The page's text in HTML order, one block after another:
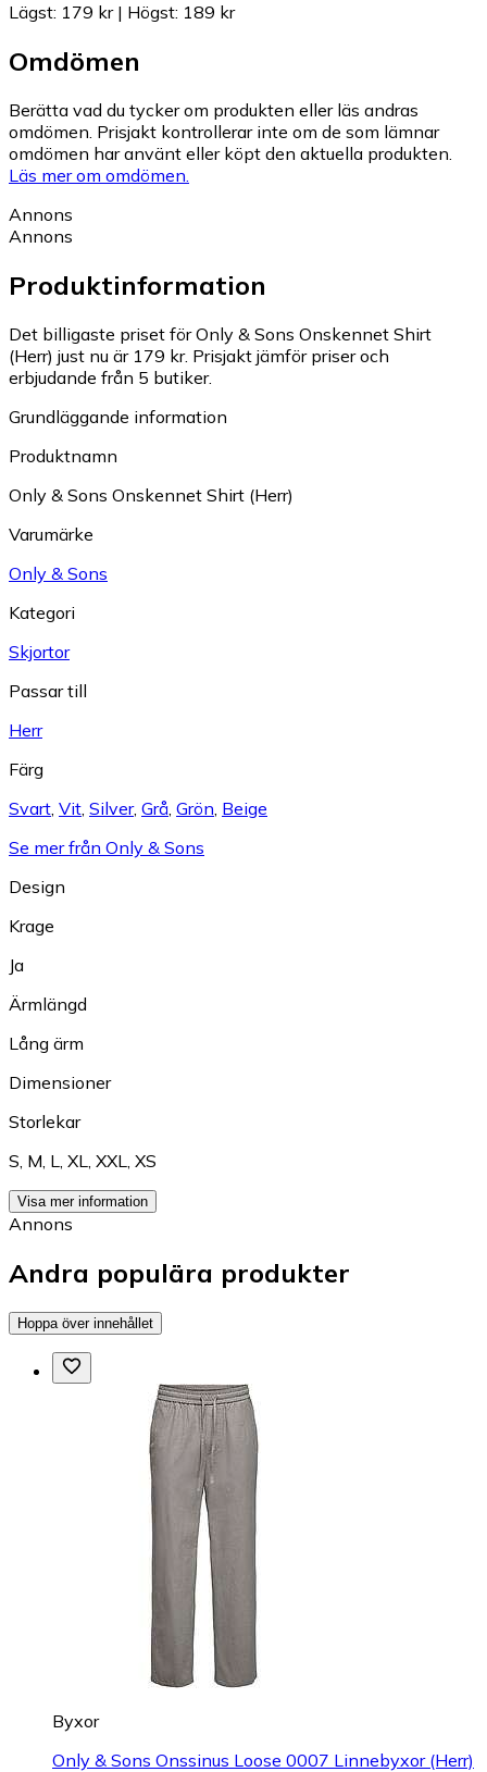
Lägst: 179 kr| Högst: 189 kr
Omdömen
Berätta vad du tycker om produkten eller läs andras
omdömen. Prisjakt kontrollerar inte om de som lämnar
omdömen har använt eller köpt den aktuella produkten.
Läs mer om omdömen.
Annons
Annons
Produktinformation
Det billigaste priset för Only & Sons Onskennet Shirt
(Herr) just nu är 179 kr. Prisjakt jämför priser och
erbjudande från 5 butiker.
Grundläggande information
Produktnamn
Only & Sons Onskennet Shirt (Herr)
Varumärke
Only & Sons
Kategori
Skjortor
Passar till
Herr
Färg
Svart, Vit, Silver, Grå, Grön, Beige
Se mer från Only & Sons
Design
Krage
Ja
Ärmlängd
Lång ärm
Dimensioner
Storlekar
S, M, L, XL, XXL, XS
Visa mer information
Annons
Andra populära produkter
Hoppa över innehållet
Byxor
Only & Sons Onssinus Loose 0007 Linnebyxor (Herr)